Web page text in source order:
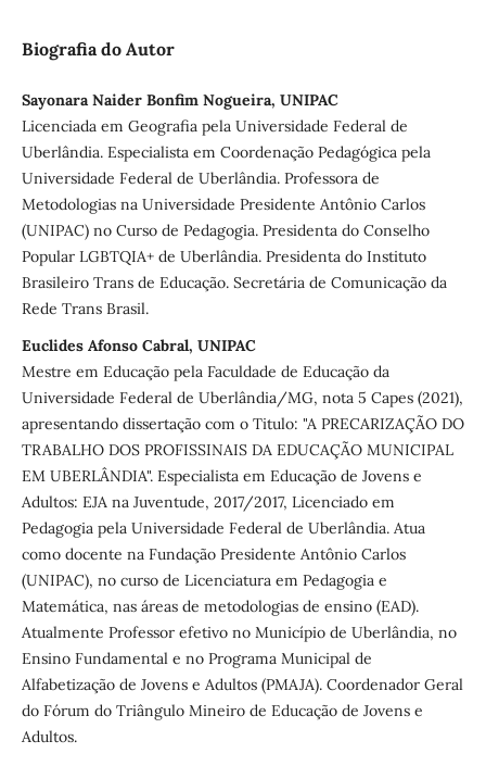
Biografia do Autor
Sayonara Naider Bonfim Nogueira, UNIPAC
Licenciada em Geografia pela Universidade Federal de
Uberlândia. Especialista em Coordenação Pedagógica pela
Universidade Federal de Uberlândia. Professora de
Metodologias na Universidade Presidente Antônio Carlos
(UNIPAC) no Curso de Pedagogia. Presidenta do Conselho
Popular LGBTQIA+ de Uberlândia. Presidenta do Instituto
Brasileiro Trans de Educação. Secretária de Comunicação da
Rede Trans Brasil.
Euclides Afonso Cabral, UNIPAC
Mestre em Educação pela Faculdade de Educação da
Universidade Federal de Uberlândia/MG, nota 5 Capes (2021),
apresentando dissertação com o Titulo: "A PRECARIZAÇÃO DO
TRABALHO DOS PROFISSINAIS DA EDUCAÇÃO MUNICIPAL
EM UBERLÂNDIA". Especialista em Educação de Jovens e
Adultos: EJA na Juventude, 2017/2017, Licenciado em
Pedagogia pela Universidade Federal de Uberlândia. Atua
como docente na Fundação Presidente Antônio Carlos
(UNIPAC), no curso de Licenciatura em Pedagogia e
Matemática, nas áreas de metodologias de ensino (EAD).
Atualmente Professor efetivo no Município de Uberlândia, no
Ensino Fundamental e no Programa Municipal de
Alfabetização de Jovens e Adultos (PMAJA). Coordenador Geral
do Fórum do Triângulo Mineiro de Educação de Jovens e
Adultos.